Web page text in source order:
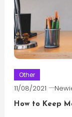
Other
11/08/2021
How to Keep